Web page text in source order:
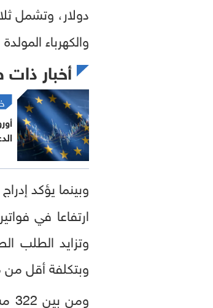
دولار، وتشمل ثلاثة مشاريع
والكهرباء
أخبار
وبينما يؤكد
ارتفاعا في
وتزايد الطلب
وبتكلفة أقل من